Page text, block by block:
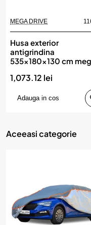
MEGA DRIVE
Husa exterior
antigrindina
535x180x130 cm
1,073.12 lei
Adauga in cos
Aceeasi categorie